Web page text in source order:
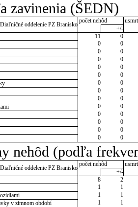
zavinenia (ŠEDN)
Diaľničné oddelenie PZ Branisko
počet nehôd
+/-
11
0
0
0
0
0
0
0
0
0
0
0
0
0
0
0
0
0
0
0
0
0
0
0
0
0
0 0
nehôd (podľa
Diaľničné oddelenie PZ Branisko
počet nehôd
+/-
8
2
1
1
1
1
v zimnom období
1 1